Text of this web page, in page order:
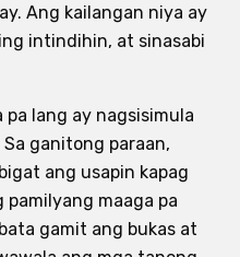
Ang kailangan niya ay
intindihin, at sinasabi
lang ay nagsisimula
ganitong paraan,
ang usapin kapag
maaga pa
gamit ang bukas at